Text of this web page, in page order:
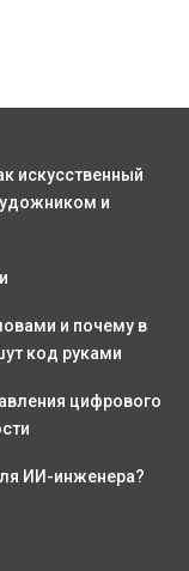
искусственный
и
и почему в
код руками
цифрового
ИИ-инженера?